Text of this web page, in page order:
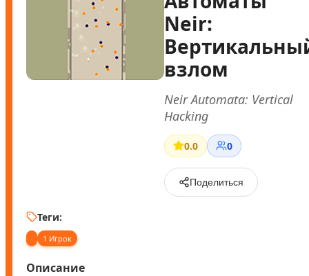
Neir:
взлом
Neir Automata: Vertical
Hacking
0.0 0
Поделиться
Теги:
1 Игрок
Описание